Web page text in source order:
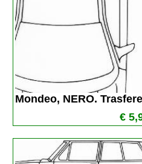
Mondeo, NERO.
€